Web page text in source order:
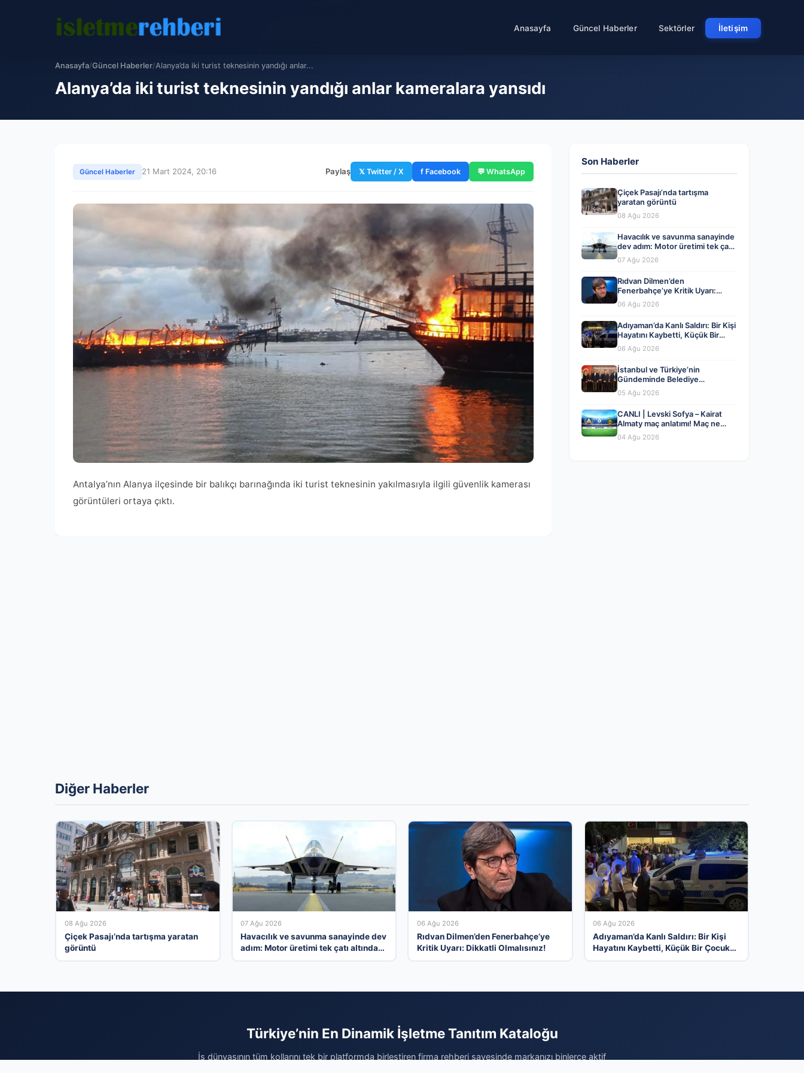
Anasayfa Güncel Haberler Sektörler İletişim
Anasayfa/Güncel Haberler/Alanya’da iki turist teknesinin yandığı anlar...
Alanya’da iki turist teknesinin yandığı anlar kameralara yansıdı
Güncel Haberler 21 Mart 2024, 20:16 Paylaş 𝕏 Twitter / X f Facebook 💬 WhatsApp
Antalya’nın Alanya ilçesinde bir balıkçı barınağında iki turist teknesinin yakılmasıyla ilgili güvenlik kamerası
görüntüleri ortaya çıktı.
Son Haberler
Çiçek Pasajı’nda tartışma
yaratan görüntü
08 Ağu 2026
Havacılık ve savunma sanayinde
dev adım: Motor üretimi tek çatı
altında toplanıyor
07 Ağu 2026
Rıdvan Dilmen’den
Fenerbahçe’ye Kritik Uyarı:
Dikkatli Olmalısınız!
06 Ağu 2026
Adıyaman’da Kanlı Saldırı: Bir Kişi
Hayatını Kaybetti, Küçük Bir
Çocuk Yaralandı
06 Ağu 2026
İstanbul ve Türkiye’nin
Gündeminde Belediye
Dönüşümleri ve Siyasi Yeni
Açılımlar
05 Ağu 2026
CANLI | Levski Sofya – Kairat
Almaty maç anlatımı! Maç ne
zaman? Saat kaçta ve hangi
kanalda? – 04 Ağustos 2026
04 Ağu 2026
Diğer Haberler
08 Ağu 2026
Çiçek Pasajı’nda tartışma yaratan
görüntü
07 Ağu 2026
Havacılık ve savunma sanayinde dev
adım: Motor üretimi tek çatı altında
06 Ağu 2026
Rıdvan Dilmen’den Fenerbahçe’ye
Kritik Uyarı: Dikkatli Olmalısınız!
06 Ağu 2026
Adıyaman’da Kanlı Saldırı: Bir Kişi
Hayatını Kaybetti, Küçük Bir Çocuk
Türkiye’nin En Dinamik İşletme Tanıtım Kataloğu
İş dünyasının tüm kollarını tek bir platformda birleştiren firma rehberi sayesinde markanızı binlerce aktif